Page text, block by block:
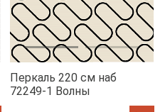
Перкаль 220 см наб
72249-1 Волны